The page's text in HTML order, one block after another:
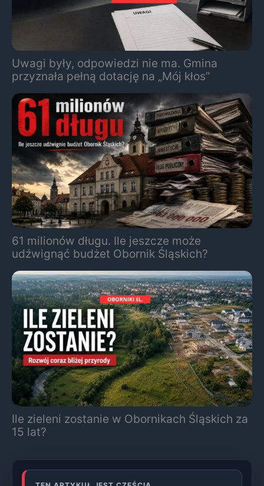
Uwagi były, odpowiedzi nie ma. Gmina
przyznała pełną dotację na „Mój kłos”
61 milionów długu. Ile jeszcze może
udźwignąć budżet Obornik Śląskich?
Ile zieleni zostanie w Obornikach Śląskich za
15 lat?